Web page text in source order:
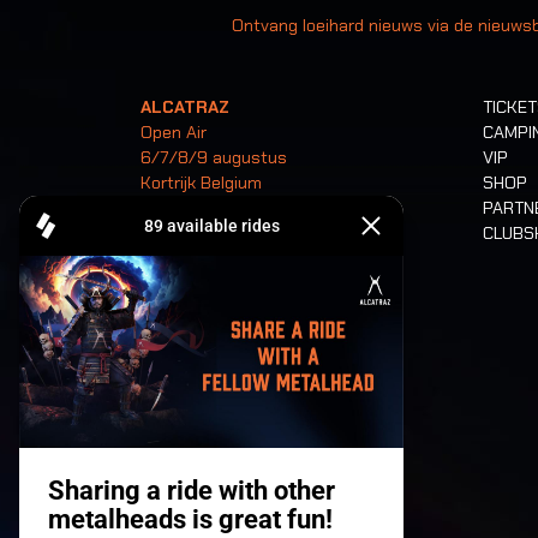
Ontvang loeihard nieuws via de
ALCATRAZ
Open Air
6/7/8/9 augustus
Kortrijk Belgium
Tickets
VIP
SHOP